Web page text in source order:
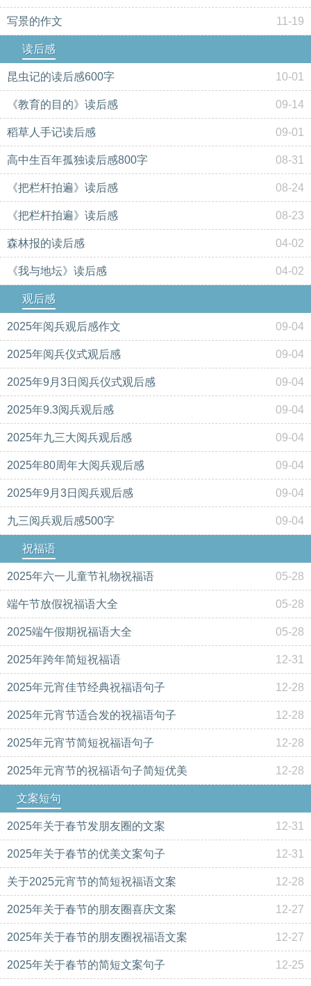
写景的作文 11-19
读后感
昆虫记的读后感600字 10-01
《教育的目的》读后感 09-14
稻草人手记读后感 09-01
高中生百年孤独读后感800字 08-31
《把栏杆拍遍》读后感 08-24
《把栏杆拍遍》读后感 08-23
森林报的读后感 04-02
《我与地坛》读后感 04-02
观后感
2025年阅兵观后感作文 09-04
2025年阅兵仪式观后感 09-04
2025年9月3日阅兵仪式观后感 09-04
2025年9.3阅兵观后感 09-04
2025年九三大阅兵观后感 09-04
2025年80周年大阅兵观后感 09-04
2025年9月3日阅兵观后感 09-04
九三阅兵观后感500字 09-04
祝福语
2025年六一儿童节礼物祝福语 05-28
端午节放假祝福语大全 05-28
2025端午假期祝福语大全 05-28
2025年跨年简短祝福语 12-31
2025年元宵佳节经典祝福语句子 12-28
2025年元宵节适合发的祝福语句子 12-28
2025年元宵节简短祝福语句子 12-28
2025年元宵节的祝福语句子简短优美 12-28
文案短句
2025年关于春节发朋友圈的文案 12-31
2025年关于春节的优美文案句子 12-31
关于2025元宵节的简短祝福语文案 12-28
2025年关于春节的朋友圈喜庆文案 12-27
2025年关于春节的朋友圈祝福语文案 12-27
2025年关于春节的简短文案句子 12-25